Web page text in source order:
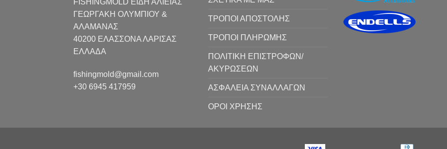
FISHINGMOLD ΕΙΔΗ ΑΛΙΕΙΑΣ
ΓΕΩΡΓΑΚΗ ΟΛΥΜΠΙΟΥ &
ΑΛΑΜΑΝΑΣ
40200 ΕΛΑΣΣΟΝΑ ΛΑΡΙΣΑΣ
EΛΛΑΔΑ
fishingmold@gmail.com
+30 6945 417959
ΤΡΟΠΟΙ ΑΠΟΣΤΟΛΗΣ
ΤΡΟΠΟΙ ΠΛΗΡΩΜΗΣ
ΠΟΛΙΤΙΚΗ ΕΠΙΣΤΡΟΦΩΝ/
ΑΚΥΡΩΣΕΩΝ
ΑΣΦΑΛΕΙΑ ΣΥΝΑΛΛΑΓΩΝ
ΟΡΟΙ ΧΡΗΣΗΣ